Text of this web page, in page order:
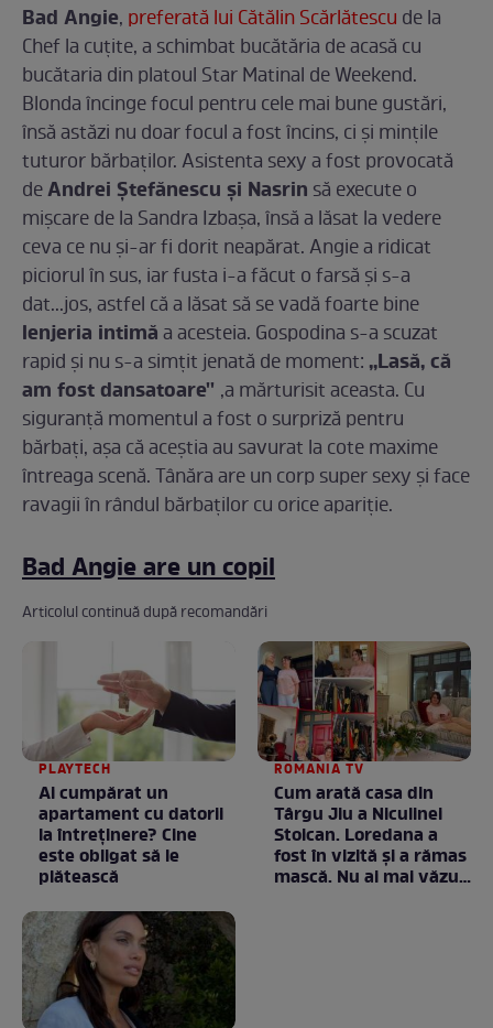
Bad Angie, preferată lui Cătălin Scărlătescu de la
Chef la cuţite, a schimbat bucătăria de acasă cu
bucătaria din platoul Star Matinal de Weekend.
Blonda încinge focul pentru cele mai bune gustări,
însă astăzi nu doar focul a fost încins, ci şi minţile
tuturor bărbaţilor. Asistenta sexy a fost provocată
deAndrei Ştefănescu şi Nasrin să execute o
mişcare de la Sandra Izbaşa, însă a lăsat la vedere
ceva ce nu şi-ar fi dorit neapărat. Angie a ridicat
piciorul în sus, iar fusta i-a făcut o farsă şi s-a
dat...jos, astfel că a lăsat să se vadă foarte bine
lenjeria intimăa acesteia. Gospodina s-a scuzat
rapid şi nu s-a simţit jenată de moment: ,,Lasă, că
am fost dansatoare'' ,a mărturisit aceasta. Cu
siguranţă momentul a fost o surpriză pentru
bărbaţi, aşa că aceştia au savurat la cote maxime
întreaga scenă. Tânăra are un corp super sexy şi face
ravagii în rândul bărbaţilor cu orice apariţie.
Bad Angie are un copil
Articolul continuă după recomandări
PLAYTECH
Ai cumpărat un
apartament cu datorii
la întreținere? Cine
este obligat să le
plătească
ROMANIA TV
Cum arată casa din
Târgu Jiu a Niculinei
Stoican. Loredana a
fost în vizită și a rămas
mască. Nu ai mai văzut